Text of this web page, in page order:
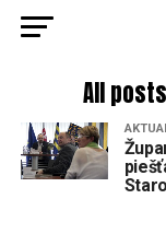
All